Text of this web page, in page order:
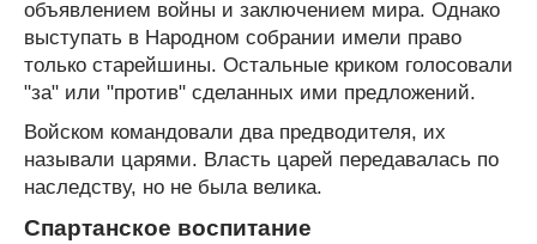
объявлением войны и заключением мира. Однако
выступать в Народном собрании имели право
только старейшины. Остальные криком голосовали
"за" или "против" сделанных ими предложений.
Войском командовали два предводителя, их
называли царями. Власть царей передавалась по
наследству, но не была велика.
Спартанское воспитание